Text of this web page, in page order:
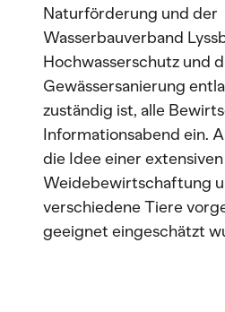
Naturförderung und der
Wasserbauverband
Hochwasserschutz und
Gewässersanierung
zuständig ist, alle
Informationsabend ein.
die Idee einer extensiven
Weidebewirtschaftung
verschiedene Tiere
geeignet eingeschätzt